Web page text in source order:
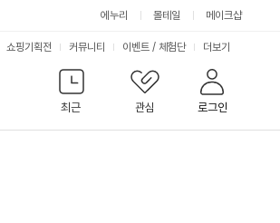
에누리 몰테일
메이크샵
최근
관심 로그인
쇼핑기획전 커뮤니티 이벤트 / 체험단 서
비
스
더보기